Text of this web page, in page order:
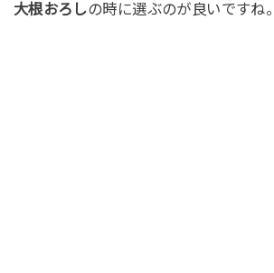
大根おろしの時に選ぶのが良いですね。